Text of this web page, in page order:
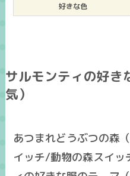
好きな色
サルモンティの好き
気）
あつまれどうぶつの森
イッチ/動物の森スイ